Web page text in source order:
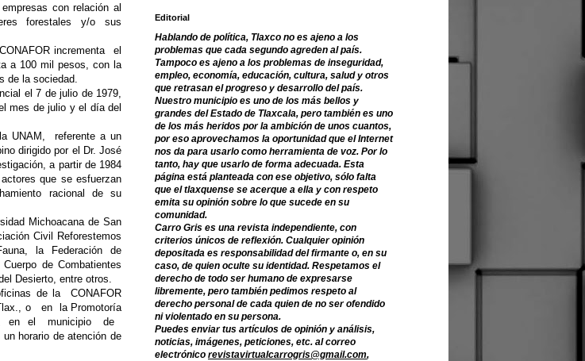
con relación al
forestales y/o sus
incrementa el
a 100 mil pesos, con la
de la sociedad.
el 7 de julio de 1979,
mes de julio y el día del
UNAM, referente a un
dirigido por el Dr. José
a partir de 1984
que se esfuerzan
racional de su
Michoacana de San
Civil Reforestemos
la Federación de
de Combatientes
Desierto, entre otros.
de la CONAFOR
o en la Promotoría
en el municipio de
horario de atención de
Editorial
Hablando de política, Tlaxco no es ajeno a los
problemas que cada segundo agreden al país.
Tampoco es ajeno a los problemas de inseguridad,
empleo, economía, educación, cultura, salud y otros
que retrasan el progreso y desarrollo del país.
Nuestro municipio es uno de los más bellos y
grandes del Estado de Tlaxcala, pero también es uno
de los más heridos por la ambición de unos cuantos,
por eso aprovechamos la oportunidad que el Internet
nos da para usarlo como herramienta de voz. Por lo
tanto, hay que usarlo de forma adecuada. Esta
página está planteada con ese objetivo, sólo falta
que el tlaxquense se acerque a ella y con respeto
emita su opinión sobre lo que sucede en su
comunidad.
Carro Gris es una revista independiente, con
criterios únicos de reflexión. Cualquier opinión
depositada es responsabilidad del firmante o, en su
caso, de quien oculte su identidad. Respetamos el
derecho de todo ser humano de expresarse
libremente, pero también pedimos respeto al
derecho personal de cada quien de no ser ofendido
ni violentado en su persona.
Puedes enviar tus artículos de opinión y análisis,
noticias, imágenes, peticiones, etc. al correo
electrónico revistavirtualcarrogris@gmail.com,